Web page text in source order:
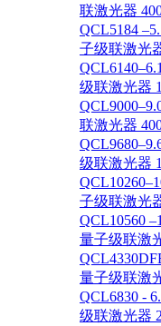
联激光器
QCL5184
子级联激光
级联激光器
联激光器
级联激光器
子级联激光
QCL10560
量子级联激
量子级联激
QCL6830 -
级联激光器